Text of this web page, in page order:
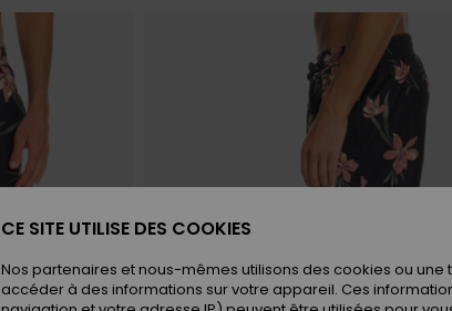
CE SITE UTILISE DES COOKIES
Nos partenaires et nous-mêmes utilisons des cookies ou
accéder à des informations sur votre appareil. Ces